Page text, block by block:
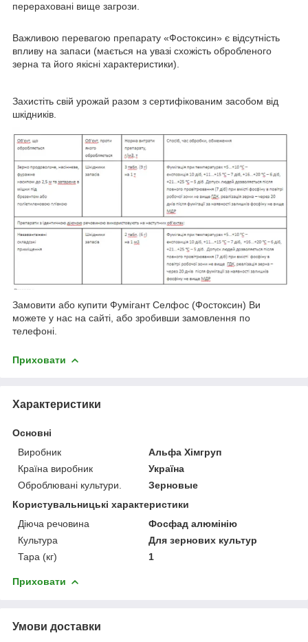
перераховані вище загрози.
Важливою перевагою препарату «Фостоксин» є відсутність
впливу на запаси (мається на увазі схожість обробленого
зерна та його якісні характеристики).
Захистіть свій урожай разом з сертифікованим засобом від
шкідників.
Замовити або купити Фумігант Селфос (Фостоксин) Ви
можете у нас на сайті, або зробивши замовлення по
телефоні.
Приховати
Характеристики
Основні
Виробник
Альфа Хімгруп
Країна виробник
Україна
Оброблювані культури.
Зерновые
Користувальницькі характеристики
Діюча речовина
Фосфад алюмінію
Культура
Для зернових культур
Тара (кг)
1
Приховати
Умови доставки